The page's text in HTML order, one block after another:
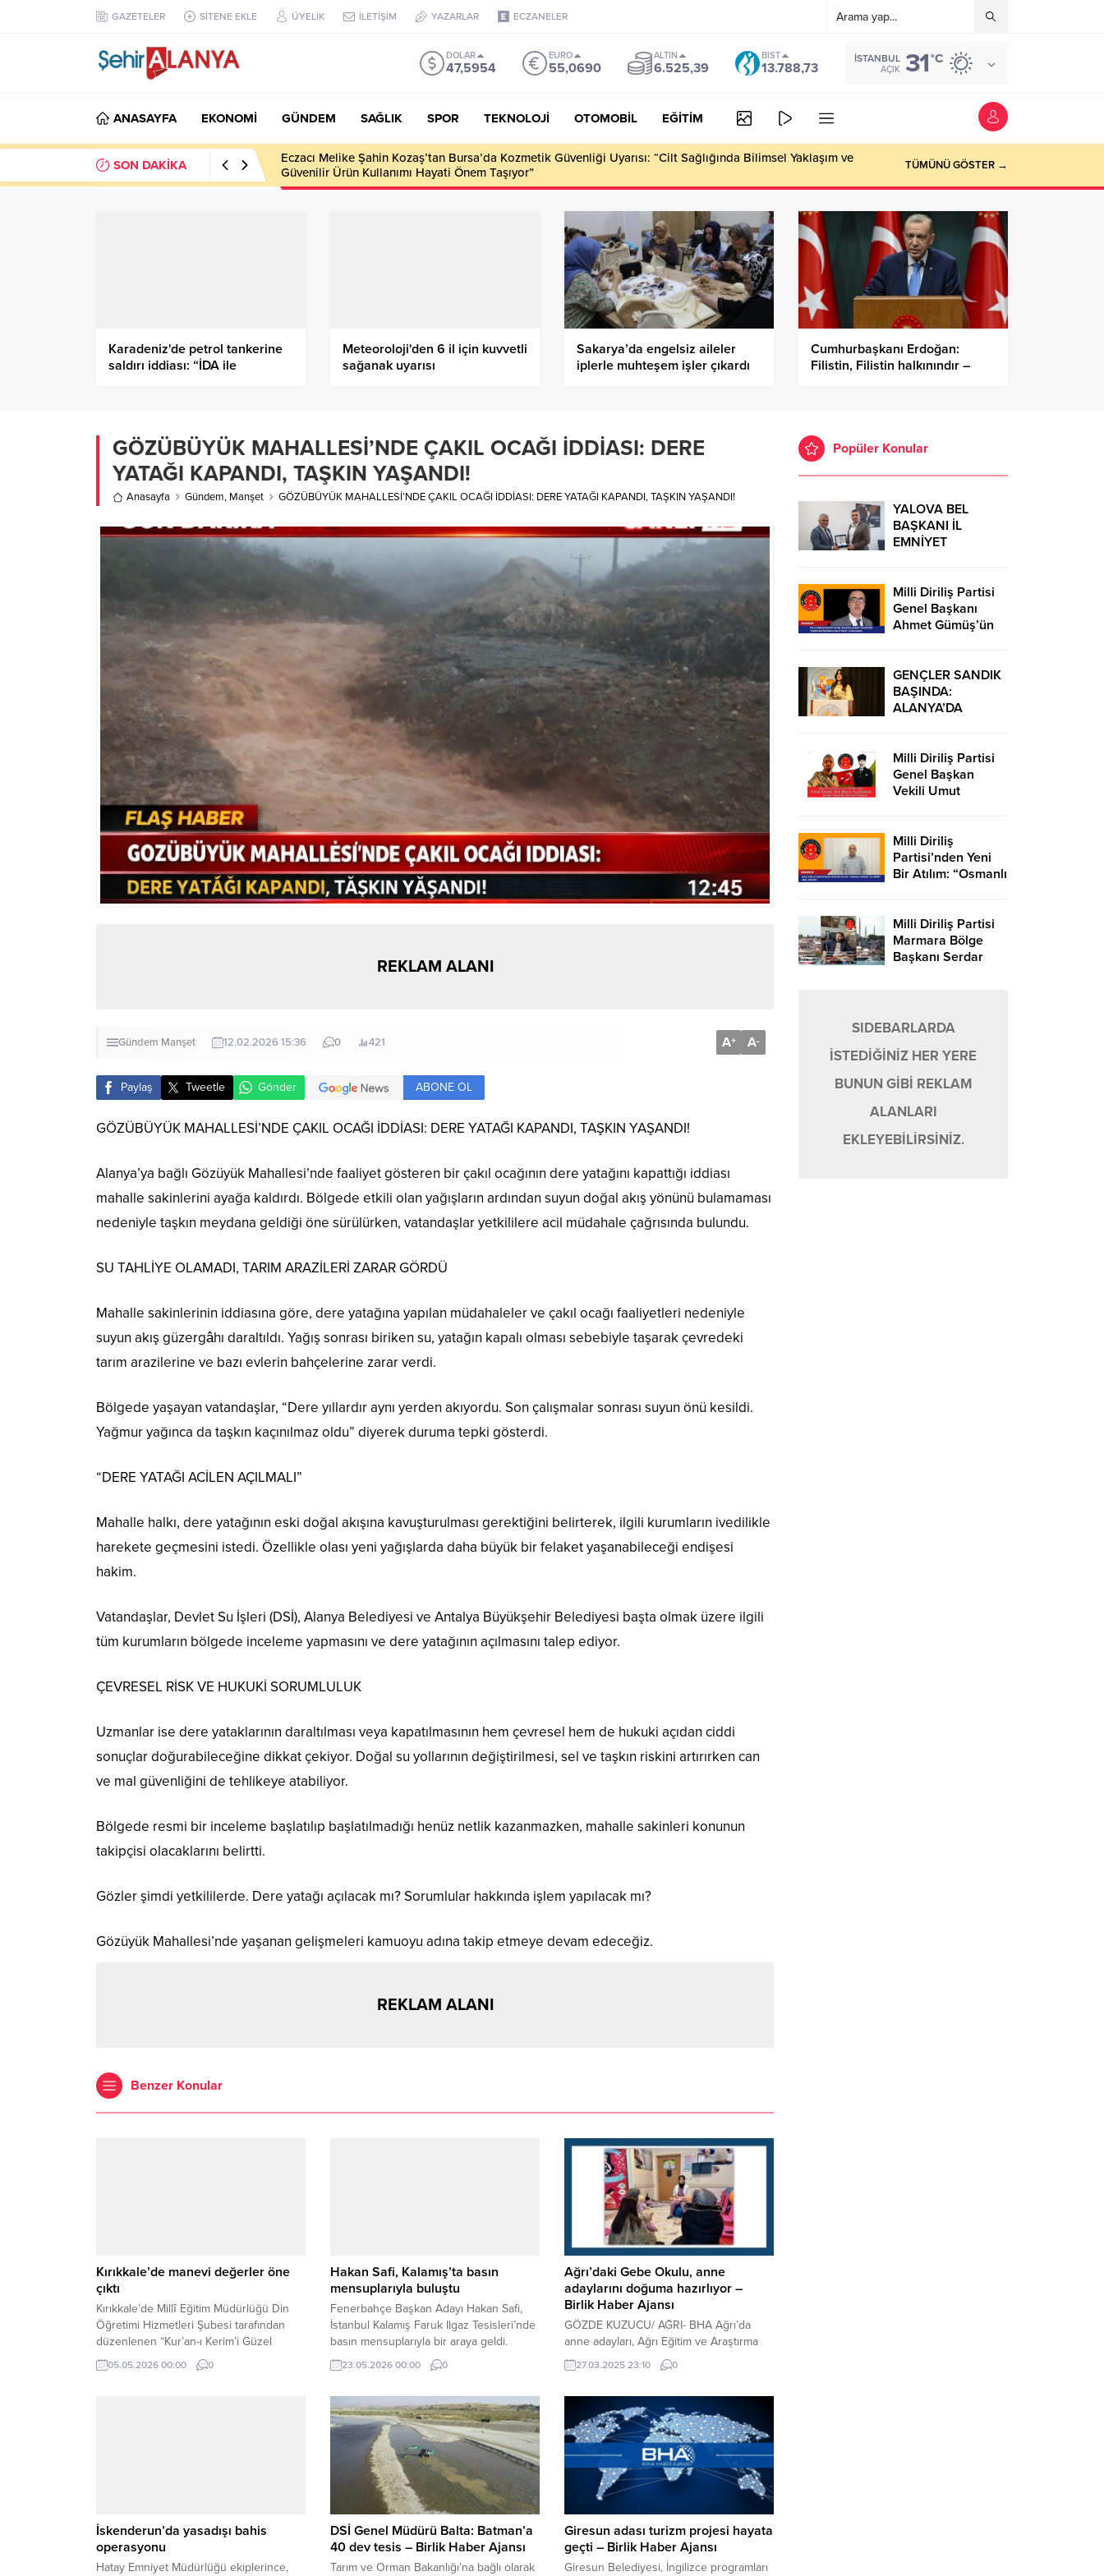
GAZETELER SİTENE EKLE ÜYELİK İLETİŞİM YAZARLAR ECZANELER
DOLAR
47,5954
EURO
55,0690
ALTIN
6.525,39
BIST
13.788,73
İSTANBUL
AÇIK 31°C
ANASAYFA EKONOMİ GÜNDEM SAĞLIK SPOR TEKNOLOJİ OTOMOBİL EĞİTİM
SON DAKİKA
Eczacı Melike Şahin Kozaş’tan Bursa’da Kozmetik Güvenliği Uyarısı: “Cilt Sağlığında Bilimsel Yaklaşım ve
Güvenilir Ürün Kullanımı Hayati Önem Taşıyor”
TÜMÜNÜ GÖSTER →
Karadeniz'de petrol tankerine
saldırı iddiası: “İDA ile
Meteoroloji'den 6 il için kuvvetli
sağanak uyarısı
Sakarya’da engelsiz aileler
iplerle muhteşem işler çıkardı
Cumhurbaşkanı Erdoğan:
Filistin, Filistin halkınındır –
GÖZÜBÜYÜK MAHALLESİ’NDE ÇAKIL OCAĞI İDDİASI: DERE
YATAĞI KAPANDI, TAŞKIN YAŞANDI!
Anasayfa Gündem, Manşet GÖZÜBÜYÜK MAHALLESİ’NDE ÇAKIL OCAĞI İDDİASI: DERE YATAĞI KAPANDI, TAŞKIN YAŞANDI!
REKLAM ALANI
Gündem Manşet 12.02.2026 15:36 0 421 A+ A-
Paylaş Tweetle Gönder ABONE OL
GÖZÜBÜYÜK MAHALLESİ’NDE ÇAKIL OCAĞI İDDİASI: DERE YATAĞI KAPANDI, TAŞKIN YAŞANDI!
Alanya’ya bağlı Gözüyük Mahallesi’nde faaliyet gösteren bir çakıl ocağının dere yatağını kapattığı iddiası
mahalle sakinlerini ayağa kaldırdı. Bölgede etkili olan yağışların ardından suyun doğal akış yönünü bulamaması
nedeniyle taşkın meydana geldiği öne sürülürken, vatandaşlar yetkililere acil müdahale çağrısında bulundu.
SU TAHLİYE OLAMADI, TARIM ARAZİLERİ ZARAR GÖRDÜ
Mahalle sakinlerinin iddiasına göre, dere yatağına yapılan müdahaleler ve çakıl ocağı faaliyetleri nedeniyle
suyun akış güzergâhı daraltıldı. Yağış sonrası biriken su, yatağın kapalı olması sebebiyle taşarak çevredeki
tarım arazilerine ve bazı evlerin bahçelerine zarar verdi.
Bölgede yaşayan vatandaşlar, “Dere yıllardır aynı yerden akıyordu. Son çalışmalar sonrası suyun önü kesildi.
Yağmur yağınca da taşkın kaçınılmaz oldu” diyerek duruma tepki gösterdi.
“DERE YATAĞI ACİLEN AÇILMALI”
Mahalle halkı, dere yatağının eski doğal akışına kavuşturulması gerektiğini belirterek, ilgili kurumların ivedilikle
harekete geçmesini istedi. Özellikle olası yeni yağışlarda daha büyük bir felaket yaşanabileceği endişesi
hakim.
Vatandaşlar, Devlet Su İşleri (DSİ), Alanya Belediyesi ve Antalya Büyükşehir Belediyesi başta olmak üzere ilgili
tüm kurumların bölgede inceleme yapmasını ve dere yatağının açılmasını talep ediyor.
ÇEVRESEL RİSK VE HUKUKİ SORUMLULUK
Uzmanlar ise dere yataklarının daraltılması veya kapatılmasının hem çevresel hem de hukuki açıdan ciddi
sonuçlar doğurabileceğine dikkat çekiyor. Doğal su yollarının değiştirilmesi, sel ve taşkın riskini artırırken can
ve mal güvenliğini de tehlikeye atabiliyor.
Bölgede resmi bir inceleme başlatılıp başlatılmadığı henüz netlik kazanmazken, mahalle sakinleri konunun
takipçisi olacaklarını belirtti.
Gözler şimdi yetkililerde. Dere yatağı açılacak mı? Sorumlular hakkında işlem yapılacak mı?
Gözüyük Mahallesi’nde yaşanan gelişmeleri kamuoyu adına takip etmeye devam edeceğiz.
REKLAM ALANI
Benzer Konular
Kırıkkale’de manevi değerler öne
çıktı
Kırıkkale’de Millî Eğitim Müdürlüğü Din
Öğretimi Hizmetleri Şubesi tarafından
düzenlenen “Kur’an-ı Kerim’i Güzel
Okuma, Temel Dini Bilgiler ve
Peygamberimizin Hayatı” derslerine
05.05.2026 00:00 0
Hakan Safi, Kalamış’ta basın
mensuplarıyla buluştu
Fenerbahçe Başkan Adayı Hakan Safi,
İstanbul Kalamış Faruk Ilgaz Tesisleri’nde
basın mensuplarıyla bir araya geldi.
Yoğun katılımla gerçekleşen buluşmada
Safi, seçim sürecine ilişkin
23.05.2026 00:00 0
Ağrı’daki Gebe Okulu, anne
adaylarını doğuma hazırlıyor –
Birlik Haber Ajansı
GÖZDE KUZUCU/ AĞRI- BHA Ağrı’da
anne adayları, Ağrı Eğitim ve Araştırma
Hastanesi bünyesindeki Gebe Okulu’nda
sağlıklı gebelik süreci hakkında
doğurganlık oranının en yüksek olduğu
illerden biri olan Ağrı’da, anne adayları
doğuma Ağrı Eğitim ve Araştırma
Hastanesi bünyesinde yer alan Gebe
Okulu’nda hazırlanıyorlar. Eğitimlerde
anne adaylarına nefes egzersizlerinden...
27.03.2025 23:10 0
İskenderun’da yasadışı bahis
operasyonu
Hatay Emniyet Müdürlüğü ekiplerince,
DSİ Genel Müdürü Balta: Batman’a
40 dev tesis – Birlik Haber Ajansı
Tarım ve Orman Bakanlığı’na bağlı olarak
Giresun adası turizm projesi hayata
geçti – Birlik Haber Ajansı
Giresun Belediyesi, İngilizce programları
Popüler Konular
YALOVA BEL
BAŞKANI İL
EMNİYET
Milli Diriliş Partisi
Genel Başkanı
Ahmet Gümüş’ün
Geliyoruz”
Konuşması
GENÇLER SANDIK
BAŞINDA:
ALANYA’DA
Milli Diriliş Partisi
Genel Başkan
Vekili Umut
Yaşat Ki Devlet
Yaşasın
Milli Diriliş
Partisi’nden Yeni
Bir Atılım: “Osmanlı
Milli Diriliş Partisi
Marmara Bölge
Başkanı Serdar
Fethedeceğiz,
Tamamı Bizde
SIDEBARLARDA
İSTEDİĞİNİZ HER YERE
BUNUN GİBİ REKLAM
ALANLARI
EKLEYEBİLİRSİNİZ.